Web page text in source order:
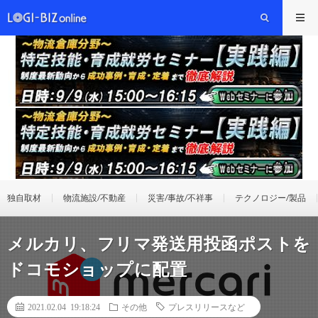
独自取材 物流施設/不動産 災害/事故/不祥事 テクノロジー/製品
メルカリ、フリマ発送用投函ポストを
ドコモショップに配置
2021.02.04 19:18:24 その他 プレスリリースなど